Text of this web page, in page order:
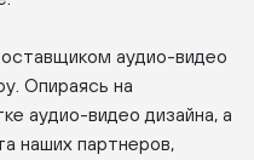
аудио-видео
Опираясь на
аудио-видео дизайна, а
наших партнеров,